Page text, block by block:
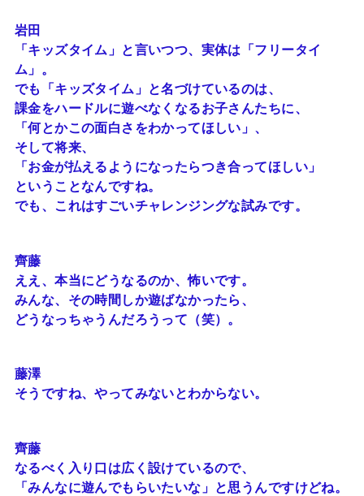
岩田
「キッズタイム」と言いつつ、実体は「フリータイ
ム」。
でも「キッズタイム」と名づけているのは、
課金をハードルに遊べなくなるお子さんたちに、
「何とかこの面白さをわかってほしい」、
そして将来、
「お金が払えるようになったらつき合ってほしい」
ということなんですね。
でも、これはすごいチャレンジングな試みです。
齊藤
ええ、本当にどうなるのか、怖いです。
みんな、その時間しか遊ばなかったら、
どうなっちゃうんだろうって（笑）。
藤澤
そうですね、やってみないとわからない。
齊藤
なるべく入り口は広く設けているので、
「みんなに遊んでもらいたいな」と思うんですけどね。